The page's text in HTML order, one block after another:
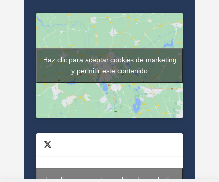
Haz clic para aceptar cookies de marketing
y permitir este contenido
Haz clic para aceptar cookies de marketing